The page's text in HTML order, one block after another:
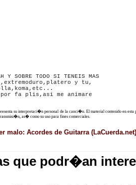
Y SOBRE TODO SI TENEIS MAS
y tu,
fa plis,asi me animare
su interpretaci�n personal de la canci�n. El material contenido en esta
as� como su uso para fines comerciales.
malo: Acordes de Guitarra (LaCuerda.net)
que podr�an